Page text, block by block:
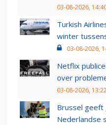
03-08-2026,
Turkish
winter
03-08-2026,
Netflix
over
03-08-2026,
Brussel geeft
Nederlandse